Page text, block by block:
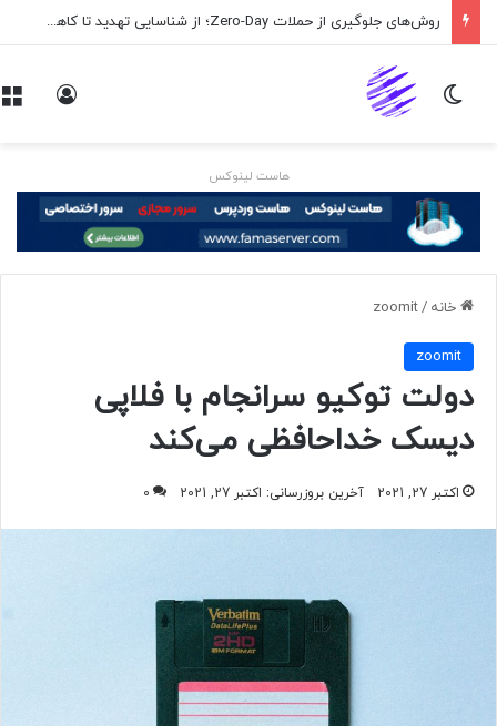
روش‌های جلوگیری از حملات Zero-Day؛ از شناسایی تهدید تا کاهش ریسک
تغییر پوسته
هاست لینوکس
خانه /
zoomit
zoomit
دولت توکیو سرانجام با فلاپی
دیسک خداحافظی می‌کند
اکتبر 27, 2021 آخرین بروزرسانی: اکتبر 27, 2021 0